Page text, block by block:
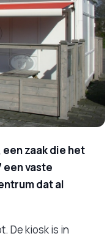
zaak die het
een vaste
dat al
De kiosk is in